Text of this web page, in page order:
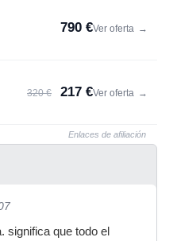
790 €Ver oferta →
320 € 217 €Ver oferta →
Enlaces de afiliación
significa que todo el